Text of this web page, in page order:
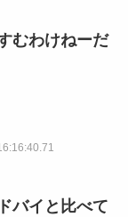
むわけねーだ
バイと比べて